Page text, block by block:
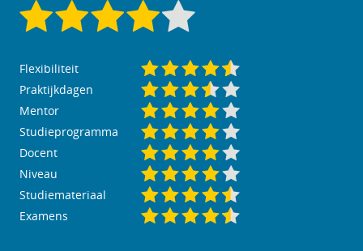
Flexibiliteit
Praktijkdagen
Mentor
Studieprogramma
Docent
Niveau
Studiemateriaal
Examens